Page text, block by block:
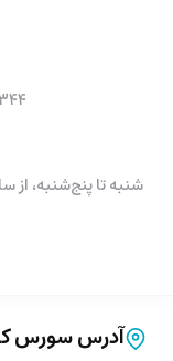
شنبه تا پنج‌شنبه، از ساعت ۹ صبح تا 2 ظهر عصر از
آدرس سورس